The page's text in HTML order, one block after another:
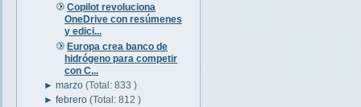
Copilot revoluciona
OneDrive con resúmenes
y edici...
Europa crea banco de
hidrógeno para competir
con C...
►marzo(Total: 833 )
►febrero(Total: 812 )